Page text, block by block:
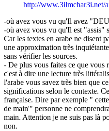
http://www.3ilmchar3i.net/
-où avez vous vu qu'Il avez
-où avez vous vu qu'Il est "assis"
Car les textes en arabe ne disent
une approximation très
sans vérifier les sources.
- De plus vous faites ce que vous
c'est à dire une lecture très
l'arabe vous savez très bien que
significations selon le contexte.
française. Dire par exemple "
de main'" personne ne
main. Attention je ne suis pas là
non.